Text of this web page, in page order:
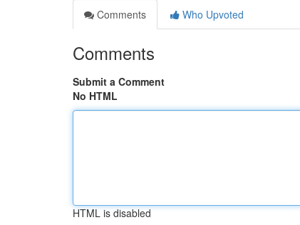
Comments
Who Upvoted
Comments
Submit a Comment
No HTML
HTML is disabled